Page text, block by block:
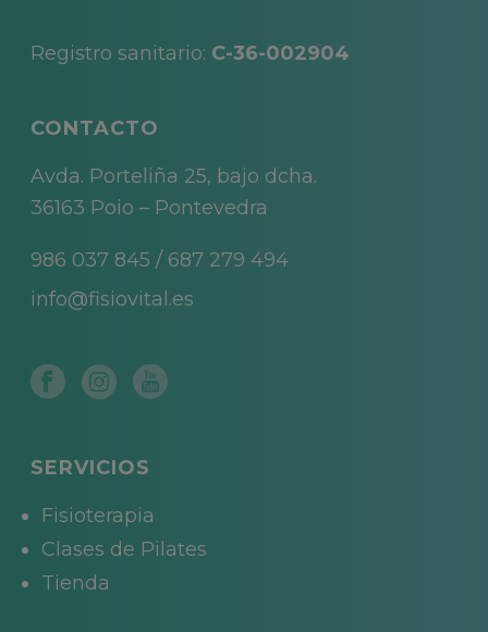
Registro sanitario: C-36-002904
CONTACTO
Avda. Porteliña 25, bajo dcha.
36163 Poio – Pontevedra
986 037 845 / 687 279 494
info@fisiovital.es
SERVICIOS
Fisioterapia
Clases de Pilates
Tienda